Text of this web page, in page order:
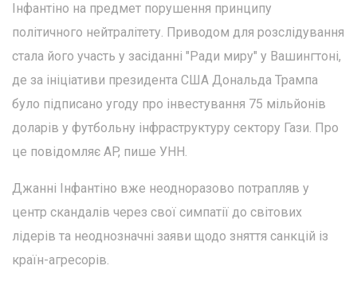
Інфантіно на предмет порушення принципу
політичного нейтралітету. Приводом для розслідування
стала його участь у засіданні "Ради миру" у Вашингтоні,
де за ініціативи президента США Дональда Трампа
було підписано угоду про інвестування 75 мільйонів
доларів у футбольну інфраструктуру сектору Гази. Про
це повідомляє AP, пише УНН.
Джанні Інфантіно вже неодноразово потрапляв у
центр скандалів через свої симпатії до світових
лідерів та неоднозначні заяви щодо зняття санкцій із
країн-агресорів.